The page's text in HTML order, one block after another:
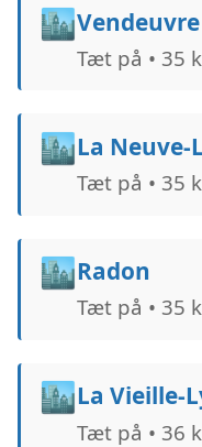
🏙️Vendeuvre
Tæt på • 35
🏙️La Neuve-
Tæt på • 35
🏙️Radon
Tæt på • 35
🏙️La Vieille-
Tæt på • 36